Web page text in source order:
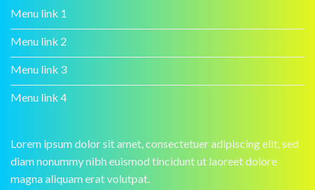
Menu link 1
Menu link 2
Menu link 3
Menu link 4
Lorem ipsum dolor sit amet, consectetuer adipiscing elit, sed
diam nonummy nibh euismod tincidunt ut laoreet dolore
magna aliquam erat volutpat.